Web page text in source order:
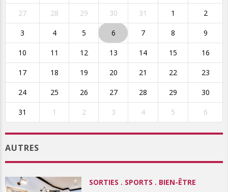
27 28 29 30 31 1 2
3 4 5 6 7 8 9
10 11 12 13 14 15 16
17 18 19 20 21 22 23
24 25 26 27 28 29 30
31 1 2 3 4 5 6
AUTRES
SORTIES . SPORTS . BIEN-ÊTRE